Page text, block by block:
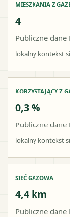
MIESZKANIA Z
4
Publiczne dane
lokalny kontekst
KORZYSTAJĄCY Z
0,3 %
Publiczne dane
lokalny kontekst
SIEĆ GAZOWA
4,4 km
Publiczne dane